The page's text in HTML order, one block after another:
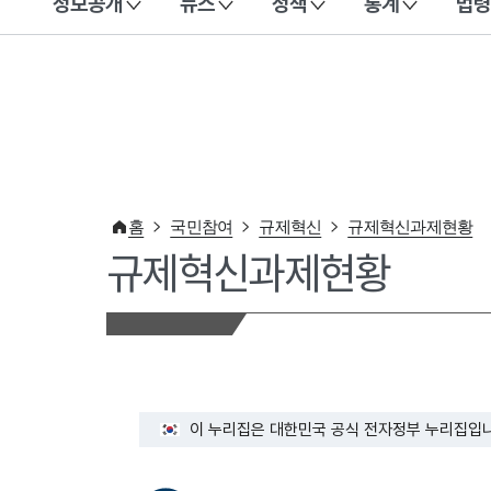
이 누리집은 대한민국 공식 전자정부 누리집입니다.
홈 국민참여 규제혁신 규제혁신과제현황
규제혁신과제현황